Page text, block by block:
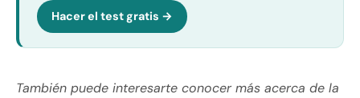
Hacer el test gratis →
También puede interesarte conocer más acerca de la